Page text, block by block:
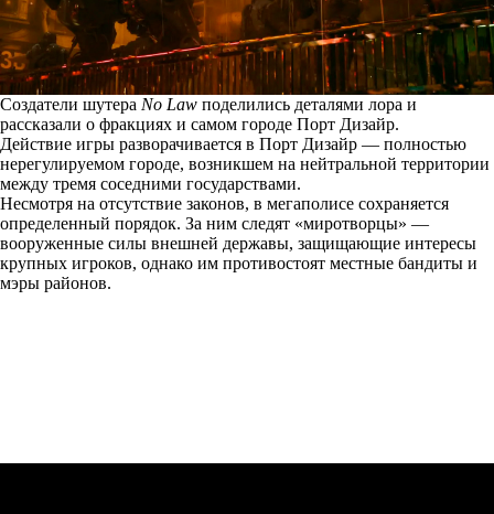
Создатели шутера No Law поделились деталями лора и
рассказали о фракциях и самом городе Порт Дизайр.
Действие игры разворачивается в Порт Дизайр — полностью
нерегулируемом городе, возникшем на нейтральной территории
между тремя соседними государствами.
Несмотря на отсутствие законов, в мегаполисе сохраняется
определенный порядок. За ним следят «миротворцы» —
вооруженные силы внешней державы, защищающие интересы
крупных игроков, однако им противостоят местные бандиты и
мэры районов.